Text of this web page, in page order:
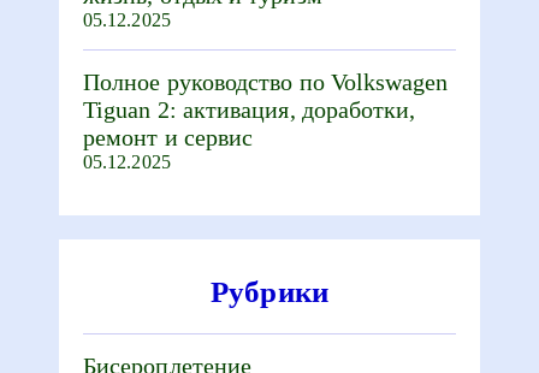
05.12.2025
Полное руководство по Volkswagen
Tiguan 2: активация, доработки,
ремонт и сервис
05.12.2025
Рубрики
Бисероплетение